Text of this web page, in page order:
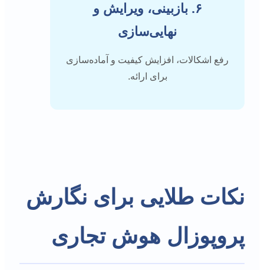
۶. بازبینی، ویرایش و
نهایی‌سازی
رفع اشکالات، افزایش کیفیت و آماده‌سازی
برای ارائه.
نکات طلایی برای نگارش
پروپوزال هوش تجاری